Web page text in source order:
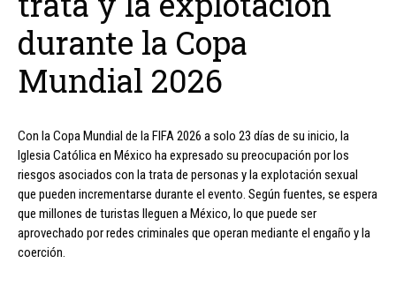
durante la Copa
Mundial 2026
Con la Copa Mundial de la FIFA 2026 a solo 23 días de su inicio, la
Iglesia Católica en México ha expresado su preocupación por los
riesgos asociados con la trata de personas y la explotación sexual
que pueden incrementarse durante el evento. Según fuentes, se espera
que millones de turistas lleguen a México, lo que puede ser
aprovechado por redes criminales que operan mediante el engaño y la
coerción.